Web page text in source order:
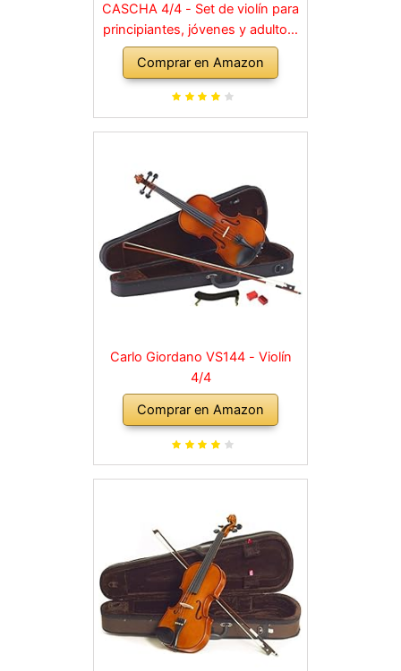
CASCHA 4/4 - Set de violín para
principiantes, jóvenes y adultos,
violín macizo con arco, colofonia,
cuerdas de repuesto, soporte
para hombro, maletín, abeto
Comprar en Amazon
Carlo Giordano VS144 - Violín
4/4
Comprar en Amazon